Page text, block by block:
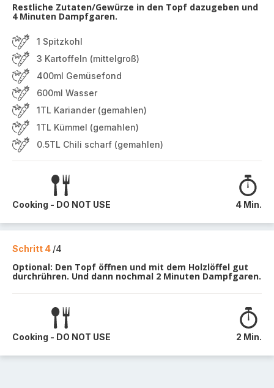
Restliche Zutaten/Gewürze in den Topf dazugeben und
4 Minuten Dampfgaren.
1 Spitzkohl
3 Kartoffeln (mittelgroß)
400ml Gemüsefond
600ml Wasser
1TL Kariander (gemahlen)
1TL Kümmel (gemahlen)
0.5TL Chili scharf (gemahlen)
Cooking - DO NOT USE 4 Min.
Schritt 4 /4
Optional: Den Topf öffnen und mit dem Holzlöffel gut
durchrühren. Und dann nochmal 2 Minuten Dampfgaren.
Cooking - DO NOT USE 2 Min.